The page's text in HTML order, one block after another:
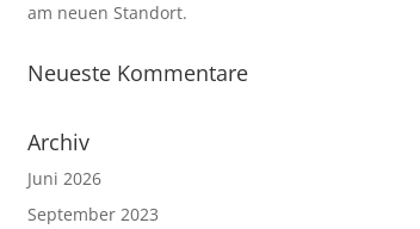
am neuen Standort.
Neueste Kommentare
Archiv
Juni 2026
September 2023